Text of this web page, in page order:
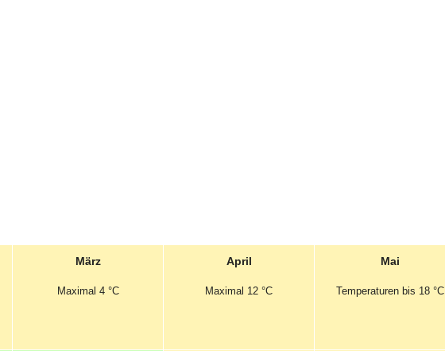
März
Maximal 4 °C
April
Maximal 12 °C
Mai
Temperaturenbis 18 °C